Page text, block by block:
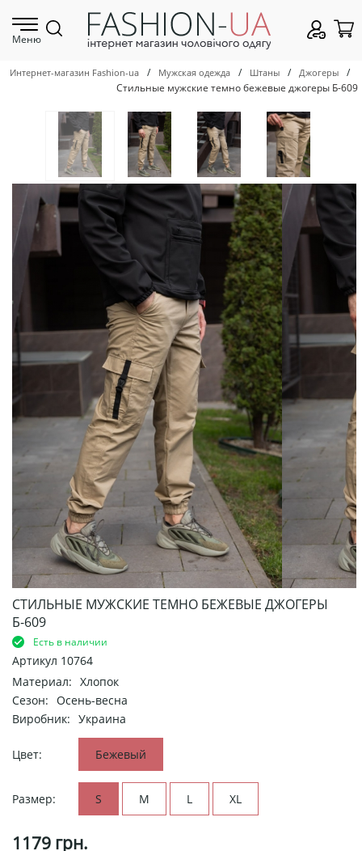
Меню
Интернет-магазин Fashion-ua / Мужская одежда / Штаны / Джогеры
/
Стильные мужские темно бежевые джогеры Б-609
СТИЛЬНЫЕ МУЖСКИЕ ТЕМНО БЕЖЕВЫЕ ДЖОГЕРЫ
Б-609
Есть в наличии
Артикул 10764
Материал: Хлопок
Сезон: Осень-весна
Виробник: Украина
Цвет: Бежевый
Размер: S M L XL
1179 грн.